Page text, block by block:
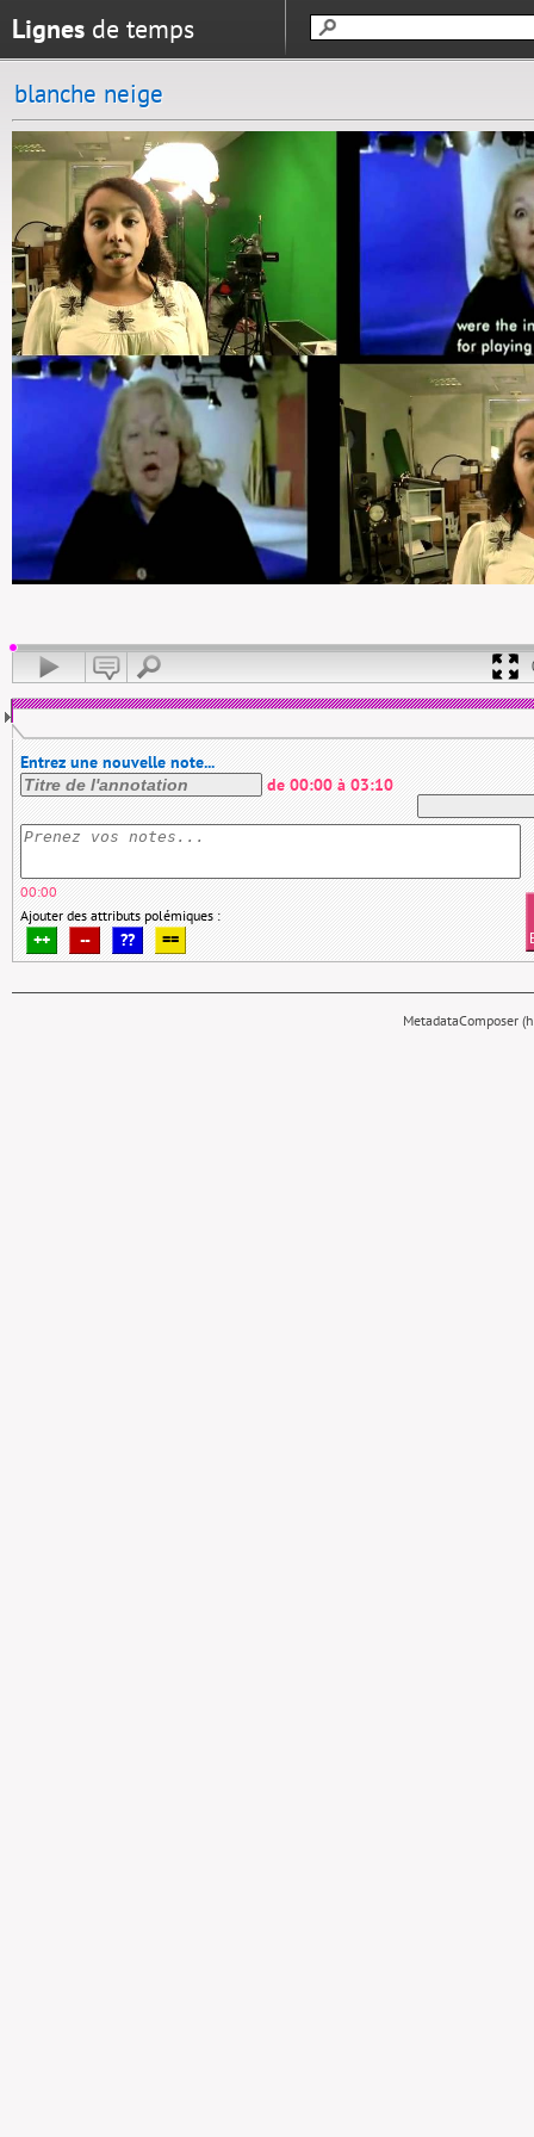
Lignes de temps
blanche neige
Entrez une nouvelle note...
de 00:00 à 03:10
00:00
Ajouter des attributs polémiques :
++ -- ?? ==
MetadataComposer